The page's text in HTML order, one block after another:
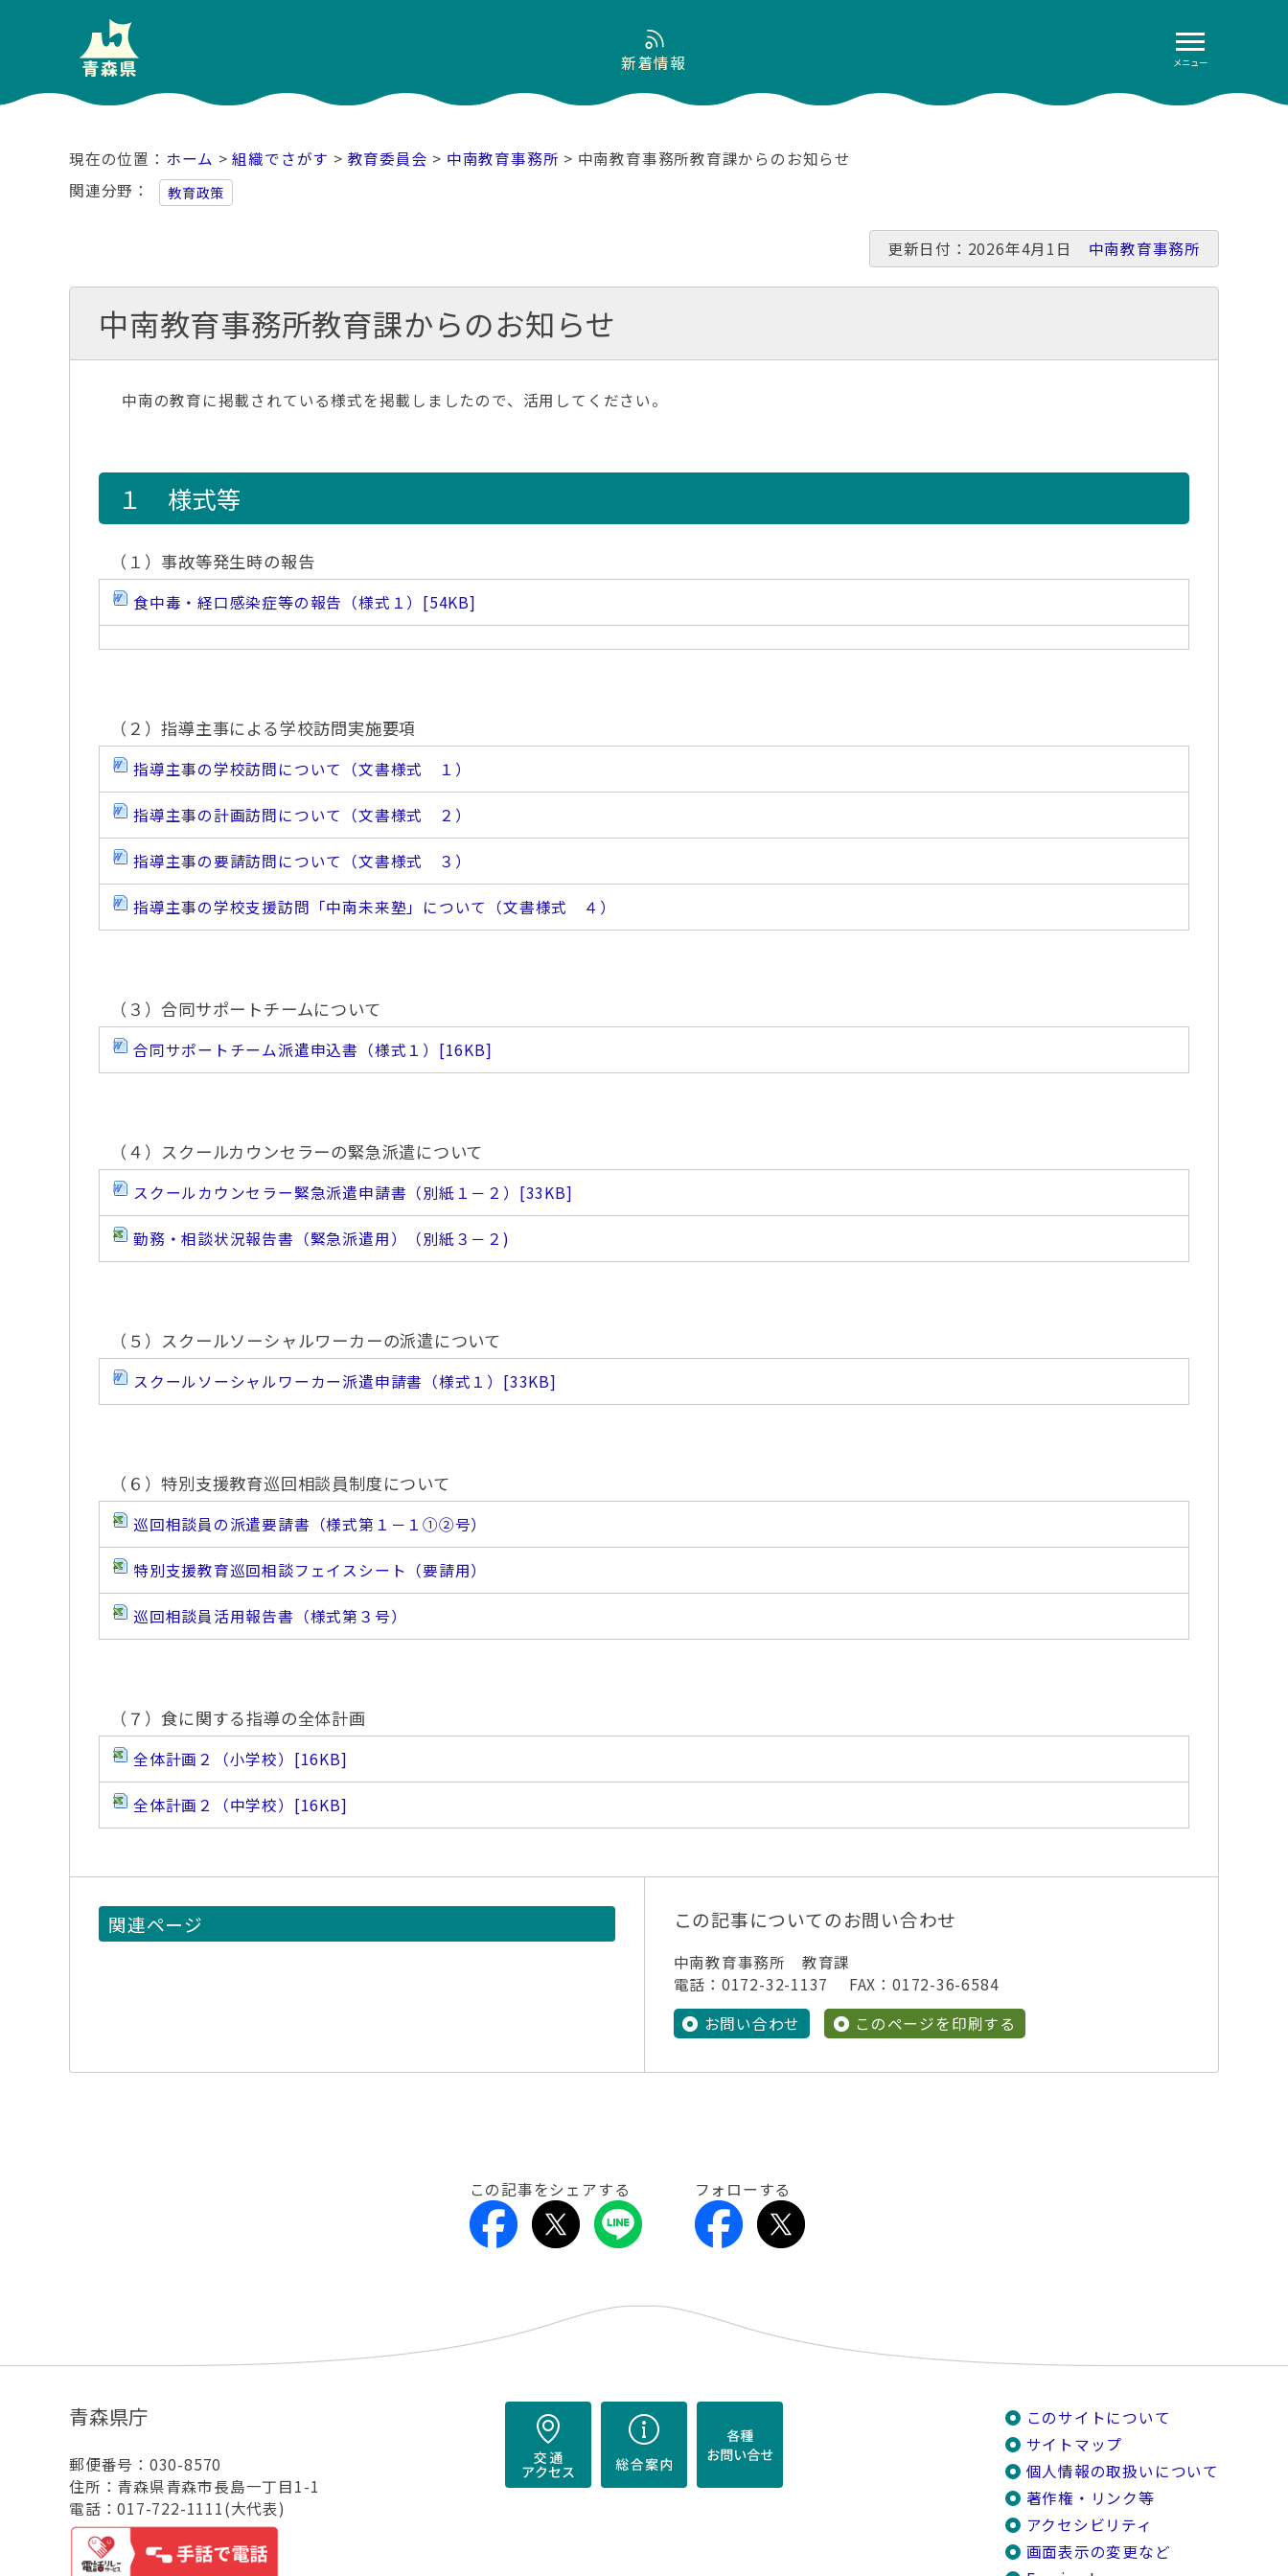
メニュー
新着情報
ホーム >組織でさがす > 教育委員会 > 中南教育事務所 > 中南教育事務所教育課からのお知らせ
関連分野
教育政策
更新日付：2026年4月1日 中南教育事務所
中南教育事務所教育課からのお知らせ
中南の教育に掲載されている様式を掲載しましたので、活用してください。
１ 様式等
（１）事故等発生時の報告
食中毒・経口感染症等の報告（様式１） [54KB]
（２）指導主事による学校訪問実施要項
指導主事の学校訪問について（文書様式 １）
指導主事の計画訪問について（文書様式 ２）
指導主事の要請訪問について（文書様式 ３）
指導主事の学校支援訪問「中南未来塾」について（文書様式 ４）
（３）合同サポートチームについて
合同サポートチーム派遣申込書（様式１） [16KB]
（４）スクールカウンセラーの緊急派遣について
スクールカウンセラー緊急派遣申請書（別紙１－２） [33KB]
勤務・相談状況報告書（緊急派遣用）（別紙３－２)
（５）スクールソーシャルワーカーの派遣について
スクールソーシャルワーカー派遣申請書（様式１） [33KB]
（６）特別支援教育巡回相談員制度について
巡回相談員の派遣要請書（様式第１－１①②号）
特別支援教育巡回相談フェイスシート（要請用）
巡回相談員活用報告書（様式第３号）
（７）食に関する指導の全体計画
全体計画２（小学校） [16KB]
全体計画２（中学校） [16KB]
関連ページ この記事についてのお問い合わせ
中南教育事務所 教育課
電話：0172-32-1137 FAX：0172-36-6584
お問い合わせ
このページを印刷する
この記事をシェアする フォローする
青森県庁
郵便番号：030-8570
住所：青森県青森市長島一丁目1-1
電話：017-722-1111(大代表)
このサイトについて
サイトマップ
個人情報の取扱いについて
著作権・リンク等
アクセシビリティ
画面表示の変更など